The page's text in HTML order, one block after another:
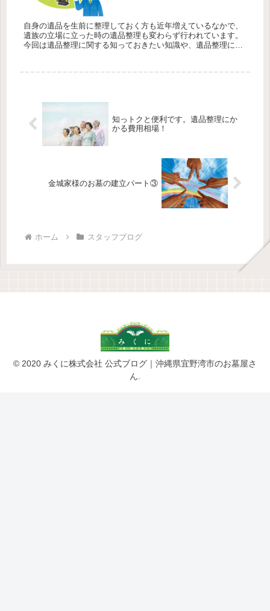
自身の遺品を生前に整理しておく方も近年増えているなかで、
遺族の立場に立った時の遺品整理も変わらず行われています。
今回は遺品整理に関する知っておきたい知識や、遺品整理に関
知っトクと便利です。遺品整理にか
かる費用相場！
金城家様のお墓の建立パート③
ホーム スタッフブログ
© 2020 みくに株式会社 公式ブログ｜沖縄県宜野湾市のお墓屋さ
ん.